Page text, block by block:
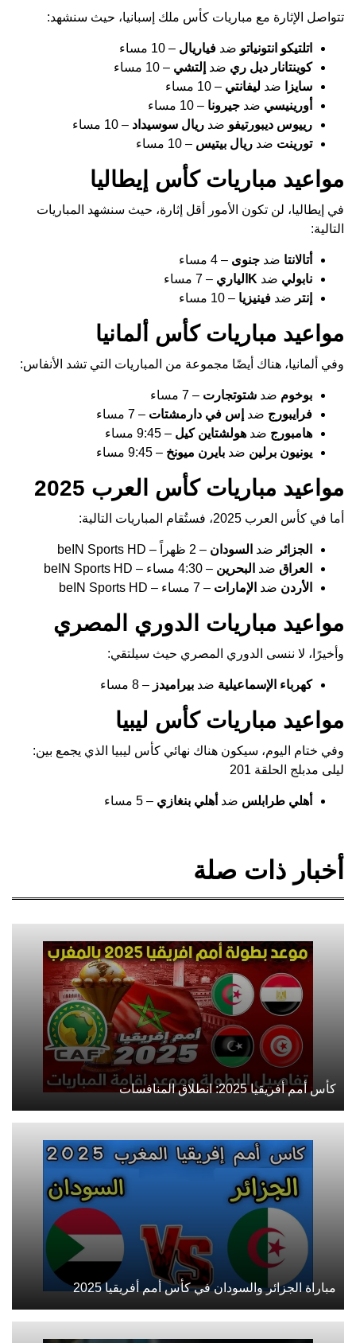
تتواصل الإثارة مع مباريات كأس ملك إسبانيا، حيث سنشهد:
اتلتيكو انتونياتو ضد فياريال – 10 مساء
كوينتانار ديل ري ضد إلتشي – 10 مساء
سايزا
ضد ليفانتي – 10 مساء
أورينيسي ضد جيرونا – 10 مساء
رييوس ديبورتيفو ضد ريال سوسيداد – 10 مساء
تورينت ضد ريال بيتيس – 10 مساء
مواعيد مباريات كأس إيطاليا
في إيطاليا، لن تكون الأمور أقل إثارة، حيث سنشهد المباريات
التالية:
أتالانتا ضد جنوى – 4 مساء
نابولي ضد Kالياري
– 7 مساء
إنتر ضد فينيزيا – 10 مساء
مواعيد مباريات كأس ألمانيا
وفي ألمانيا، هناك أيضًا مجموعة من المباريات التي تشد الأنفاس:
بوخوم ضد شتوتجارت – 7 مساء
فرايبورج ضد إس في دارمشتات – 7 مساء
هامبورج ضد هولشتاين كيل – 9:45 مساء
يونيون برلين ضد بايرن ميونخ – 9:45 مساء
مواعيد مباريات كأس العرب 2025
أما في كأس العرب 2025، فستُقام المباريات التالية:
الجزائر ضد السودان – 2 ظهراً – beIN Sports HD
العراق ضد البحرين – 4:30 مساء – beIN Sports HD
الأردن ضد الإمارات – 7 مساء – beIN Sports HD
مواعيد مباريات الدوري المصري
وأخيرًا، لا ننسى الدوري المصري حيث سيلتقي:
كهرباء الإسماعيلية ضد بيراميدز – 8 مساء
مواعيد مباريات كأس ليبيا
وفي ختام اليوم، سيكون هناك نهائي كأس ليبيا الذي يجمع بين:
ليلى مدبلج الحلقة 201
أهلي طرابلس ضد أهلي بنغازي – 5 مساء
أخبار ذات صلة
كأس أمم أفريقيا 2025: انطلاق المنافسات
مباراة الجزائر والسودان في كأس أمم أفريقيا 2025